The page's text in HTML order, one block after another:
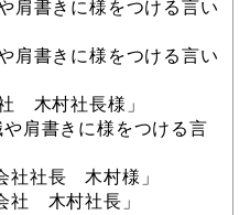
肩書きに様をつける言い
肩書きに様をつける言い
社 木村社長様」
様をつける言
社長 木村様」
木村社長」